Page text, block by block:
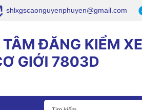
shlxgscaonguyenphuyen@gmail.com